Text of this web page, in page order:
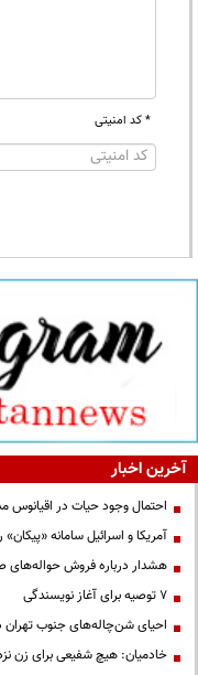
* کد امنیتی
آخرین اخبار
احتمال وجود حیات در اقیانوس
آمریکا و اسرائیل سامانه
هشدار درباره فروش حواله‌های
۷ توصیه برای آغاز نویسندگی
احیای شن‌چاله‌های جنوب تهران
خادمیان: هیچ شفیعی برای زن